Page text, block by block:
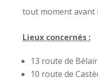
tout moment avant
Lieux concernés :
13 route de Bélair
10 route de